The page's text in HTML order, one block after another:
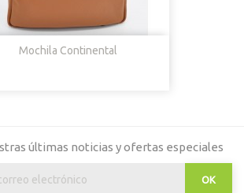
Mochila Continental
últimas noticias y ofertas especiales